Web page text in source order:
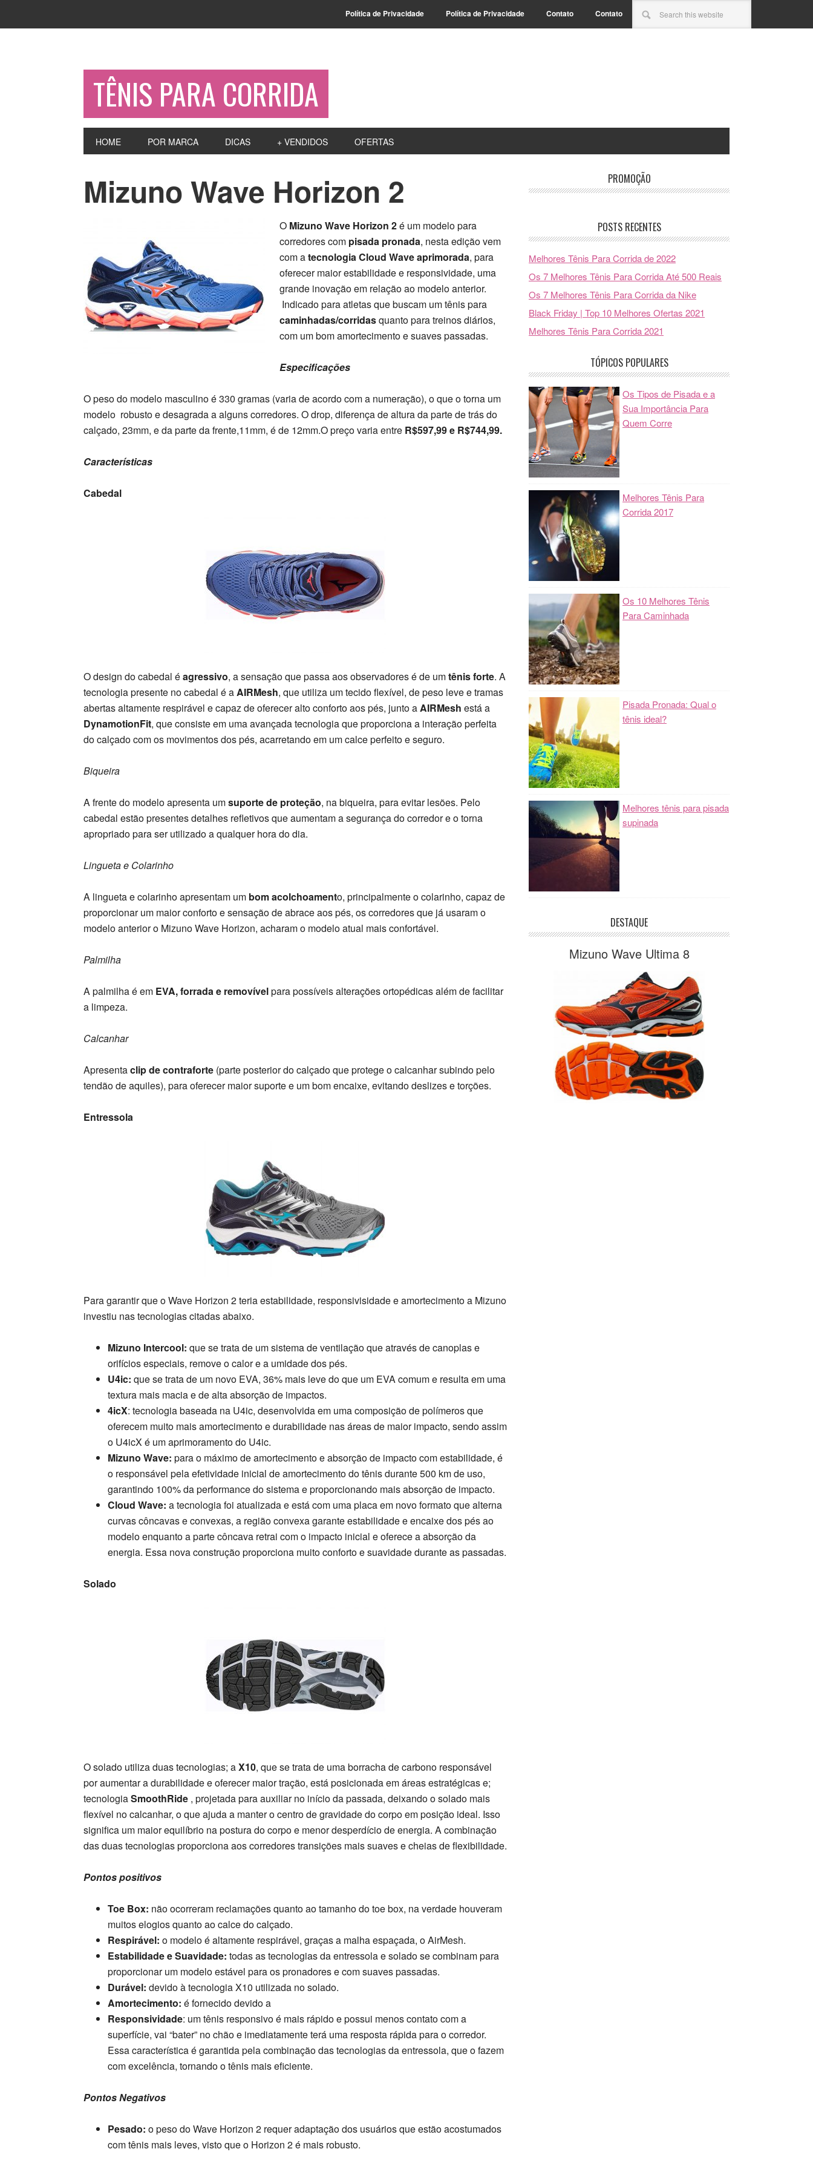
Política de Privacidade Política de Privacidade Contato Contato
TÊNIS PARA CORRIDA
HOME POR MARCA DICAS + VENDIDOS OFERTAS
Mizuno Wave Horizon 2
O Mizuno Wave Horizon 2é um modelo para
corredores com pisada pronada, nesta edição vem
com atecnologia Cloud Wave aprimorada, para
oferecer maior estabilidade e responsividade, uma
grande inovação em relação ao modelo anterior.
Indicado para atletas que buscam um tênis para
caminhadas/corridasquanto para treinos diários,
com um bom amortecimento e suaves passadas.
Especificações
O peso do modelo masculino é 330 gramas (varia de acordo com a numeração), o que o torna um
modelo robusto e desagrada a alguns corredores. O drop, diferença de altura da parte de trás do
calçado, 23mm, e da parte da frente,11mm, é de 12mm.O preço varia entre R$597,99 e R$744,99.
Características
Cabedal
O design do cabedal éagressivo, a sensação que passa aos observadores é de umtênis forte. A
tecnologia presente no cabedal é aAIRMesh, que utiliza um tecido flexível, de peso leve e tramas
abertas altamente respirável e capaz de oferecer alto conforto aos pés, junto aAIRMesh está a
DynamotionFit, que consiste em uma avançada tecnologia que proporciona a interação perfeita
do calçado com os movimentos dos pés, acarretando em um calce perfeito e seguro.
Biqueira
A frente do modelo apresenta umsuporte de proteção, na biqueira, para evitar lesões. Pelo
cabedal estão presentes detalhes refletivos que aumentam a segurança do corredor e o torna
apropriado para ser utilizado a qualquer hora do dia.
Lingueta e Colarinho
A lingueta e colarinho apresentam um bom acolchoamento, principalmente o colarinho, capaz de
proporcionar um maior conforto e sensação de abrace aos pés, os corredores que já usaram o
modelo anterior o Mizuno Wave Horizon, acharam o modelo atual mais confortável.
Palmilha
A palmilha é em EVA, forrada e removívelpara possíveis alterações ortopédicas além de facilitar
a limpeza.
Calcanhar
Apresentaclip de contraforte (parte posterior do calçado que protege o calcanhar subindo pelo
tendão de aquiles), para oferecer maior suporte e um bom encaixe, evitando deslizes e torções.
Entressola
Para garantir que o Wave Horizon 2 teria estabilidade, responsivisidade e amortecimento a Mizuno
investiu nas tecnologias citadas abaixo.
Mizuno Intercool: que se trata de um sistema de ventilação que através de canoplas e
orifícios especiais, remove o calor e a umidade dos pés.
U4ic: que se trata de um novo EVA, 36% mais leve do que um EVA comum e resulta em uma
textura mais macia e de alta absorção de impactos.
4icX: tecnologia baseada na U4ic, desenvolvida em uma composição de polímeros que
oferecem muito mais amortecimento e durabilidade nas áreas de maior impacto, sendo assim
o U4icX é um aprimoramento do U4ic.
Mizuno Wave: para o máximo de amortecimento e absorção de impacto com estabilidade, é
o responsável pela efetividade inicial de amortecimento do tênis durante 500 km de uso,
garantindo 100% da performance do sistema e proporcionando mais absorção de impacto.
Cloud Wave: a tecnologia foi atualizada e está com uma placa em novo formato que alterna
curvas côncavas e convexas, a região convexa garante estabilidade e encaixe dos pés ao
modelo enquanto a parte côncava retrai com o impacto inicial e oferece a absorção da
energia. Essa nova construção proporciona muito conforto e suavidade durante as passadas.
Solado
O solado utiliza duas tecnologias; aX10, que se trata de uma borracha de carbono responsável
por aumentar a durabilidade e oferecer maior tração, está posicionada em áreas estratégicas e;
tecnologiaSmoothRide , projetada para auxiliar no início da passada, deixando o solado mais
flexível no calcanhar, o que ajuda a manter o centro de gravidade do corpo em posição ideal. Isso
significa um maior equilíbrio na postura do corpo e menor desperdício de energia. A combinação
das duas tecnologias proporciona aos corredores transições mais suaves e cheias de flexibilidade.
Pontos positivos
Toe Box: não ocorreram reclamações quanto ao tamanho do toe box, na verdade houveram
muitos elogios quanto ao calce do calçado.
Respirável: o modelo é altamente respirável, graças a malha espaçada, o AirMesh.
Estabilidade e Suavidade: todas as tecnologias da entressola e solado se combinam para
proporcionar um modelo estável para os pronadores e com suaves passadas.
Durável: devido à tecnologia X10 utilizada no solado.
Amortecimento: é fornecido devido a
Responsividade: um tênis responsivo é mais rápido e possui menos contato com a
superfície, vai “bater” no chão e imediatamente terá uma resposta rápida para o corredor.
Essa característica é garantida pela combinação das tecnologias da entressola, que o fazem
com excelência, tornando o tênis mais eficiente.
Pontos Negativos
Pesado: o peso do Wave Horizon 2 requer adaptação dos usuários que estão acostumados
com tênis mais leves, visto que o Horizon 2 é mais robusto.
PROMOÇÃO
POSTS RECENTES
Melhores Tênis Para Corrida de 2022
Os 7 Melhores Tênis Para Corrida Até 500 Reais
Os 7 Melhores Tênis Para Corrida da Nike
Black Friday | Top 10 Melhores Ofertas 2021
Melhores Tênis Para Corrida 2021
TÓPICOS POPULARES
Os Tipos de Pisada e a
Sua Importância Para
Quem Corre
Melhores Tênis Para
Corrida 2017
Os 10 Melhores Tênis
Para Caminhada
Pisada Pronada: Qual o
tênis ideal?
Melhores tênis para pisada
supinada
DESTAQUE
Mizuno Wave Ultima 8